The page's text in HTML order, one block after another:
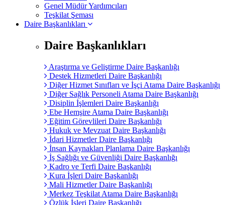
Genel Müdür Yardımcıları
Teşkilat Şeması
Daire Başkanlıkları
Daire Başkanlıkları
Araştırma ve Geliştirme Daire Başkanlığı
Destek Hizmetleri Daire Başkanlığı
Diğer Hizmet Sınıfları ve İşçi Atama Daire Başkanlığı
Diğer Sağlık Personeli Atama Daire Başkanlığı
Disiplin İşlemleri Daire Başkanlığı
Ebe Hemşire Atama Daire Başkanlığı
Eğitim Görevlileri Daire Başkanlığı
Hukuk ve Mevzuat Daire Başkanlığı
İdari Hizmetler Daire Başkanlığı
İnsan Kaynakları Planlama Daire Başkanlığı
İş Sağlığı ve Güvenliği Daire Başkanlığı
Kadro ve Terfi Daire Başkanlığı
Kura İşleri Daire Başkanlığı
Mali Hizmetler Daire Başkanlığı
Merkez Teşkilat Atama Daire Başkanlığı
Özlük İşleri Daire Başkanlığı